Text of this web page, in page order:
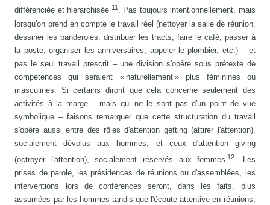
différenciée et hiérarchisée 11. Pas toujours intentionnellement, mais
lorsqu'on prend en compte le travail réel (nettoyer la salle de réunion,
dessiner les banderoles, distribuer les tracts, faire le café, passer à
la poste, organiser les anniversaires, appeler le plombier, etc.) – et
pas le seul travail prescrit – une division s'opère sous prétexte de
compétences qui seraient « naturellement » plus féminines ou
masculines. Si certains diront que cela concerne seulement des
activités à la marge – mais qui ne le sont pas d'un point de vue
symbolique – faisons remarquer que cette structuration du travail
s'opère aussi entre des rôles d'attention getting (attirer l'attention),
socialement dévolus aux hommes, et ceux d'attention giving
(octroyer l'attention), socialement réservés aux femmes12. Les
prises de parole, les présidences de réunions ou d'assemblées, les
interventions lors de conférences seront, dans les faits, plus
assumées par les hommes tandis que l'écoute attentive en réunions,